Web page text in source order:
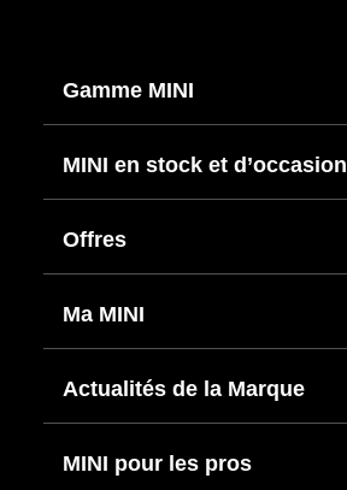
Gamme MINI
MINI en stock et d’occasion
Offres
Ma MINI
Actualités de la Marque
MINI pour les pros